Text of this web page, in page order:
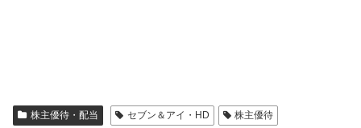
株主優待・配当 セブン＆アイ・HD 株主優待